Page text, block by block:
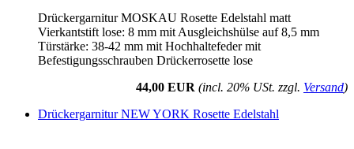
Drückergarnitur MOSKAU Rosette Edelstahl matt
Vierkantstift lose: 8 mm mit Ausgleichshülse auf 8,5 mm
Türstärke: 38-42 mm mit Hochhaltefeder mit
Befestigungsschrauben Drückerrosette lose
44,00 EUR (incl. 20% USt. zzgl. Versand)
Drückergarnitur NEW YORK Rosette Edelstahl